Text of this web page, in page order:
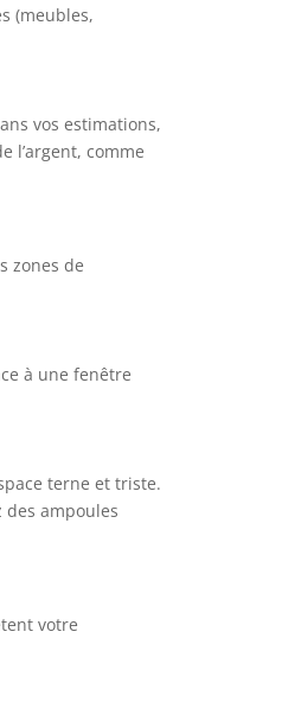
(meubles,
vos estimations,
l’argent, comme
zones de
à une fenêtre
terne et triste.
ampoules
votre